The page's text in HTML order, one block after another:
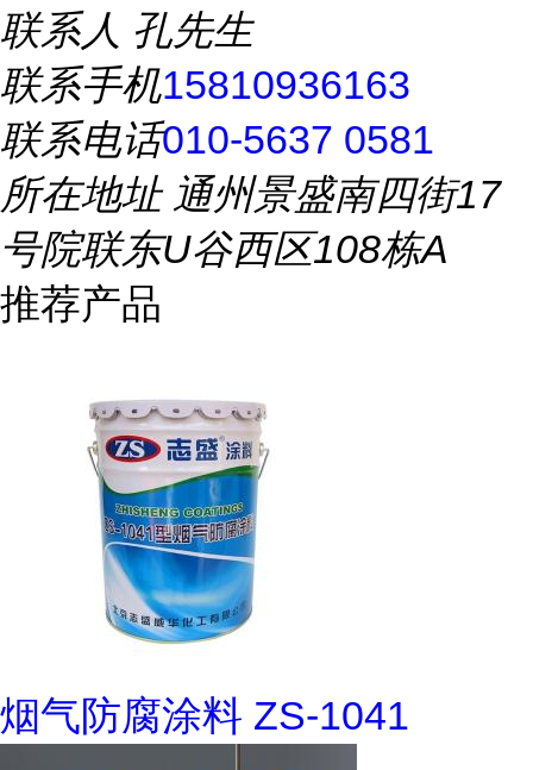
联系人 孔先生
联系手机15810936163
联系电话010-5637 0581
所在地址通州景盛南四街17
号院联东U谷西区108栋A
推荐产品
烟气防腐涂料 ZS-1041